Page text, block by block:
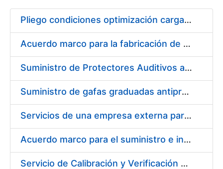
Pliego condiciones optimización cargas compras firmado
Acuerdo marco para la fabricación de piezas
Suministro de Protectores Auditivos a medida para las personas trabajadoras de los Centros de Trabajo de Madrid y Burgos
Suministro de gafas graduadas antiproyecciones para los trabajadores de la FNMT-RCM en los centros de trabajo de Madrid y Burgos
Servicios de una empresa externa para el asesoramiento y resolución de los recursos de alzada que se presentan relacionados con procesos de selección para la FNMT-RCM
Acuerdo marco para el suministro e instalación de persianas, estores y otros complementos
Servicio de Calibración y Verificación Externa de los Equipos de Medición del Servicio de Prevención de la FNMT-RCM